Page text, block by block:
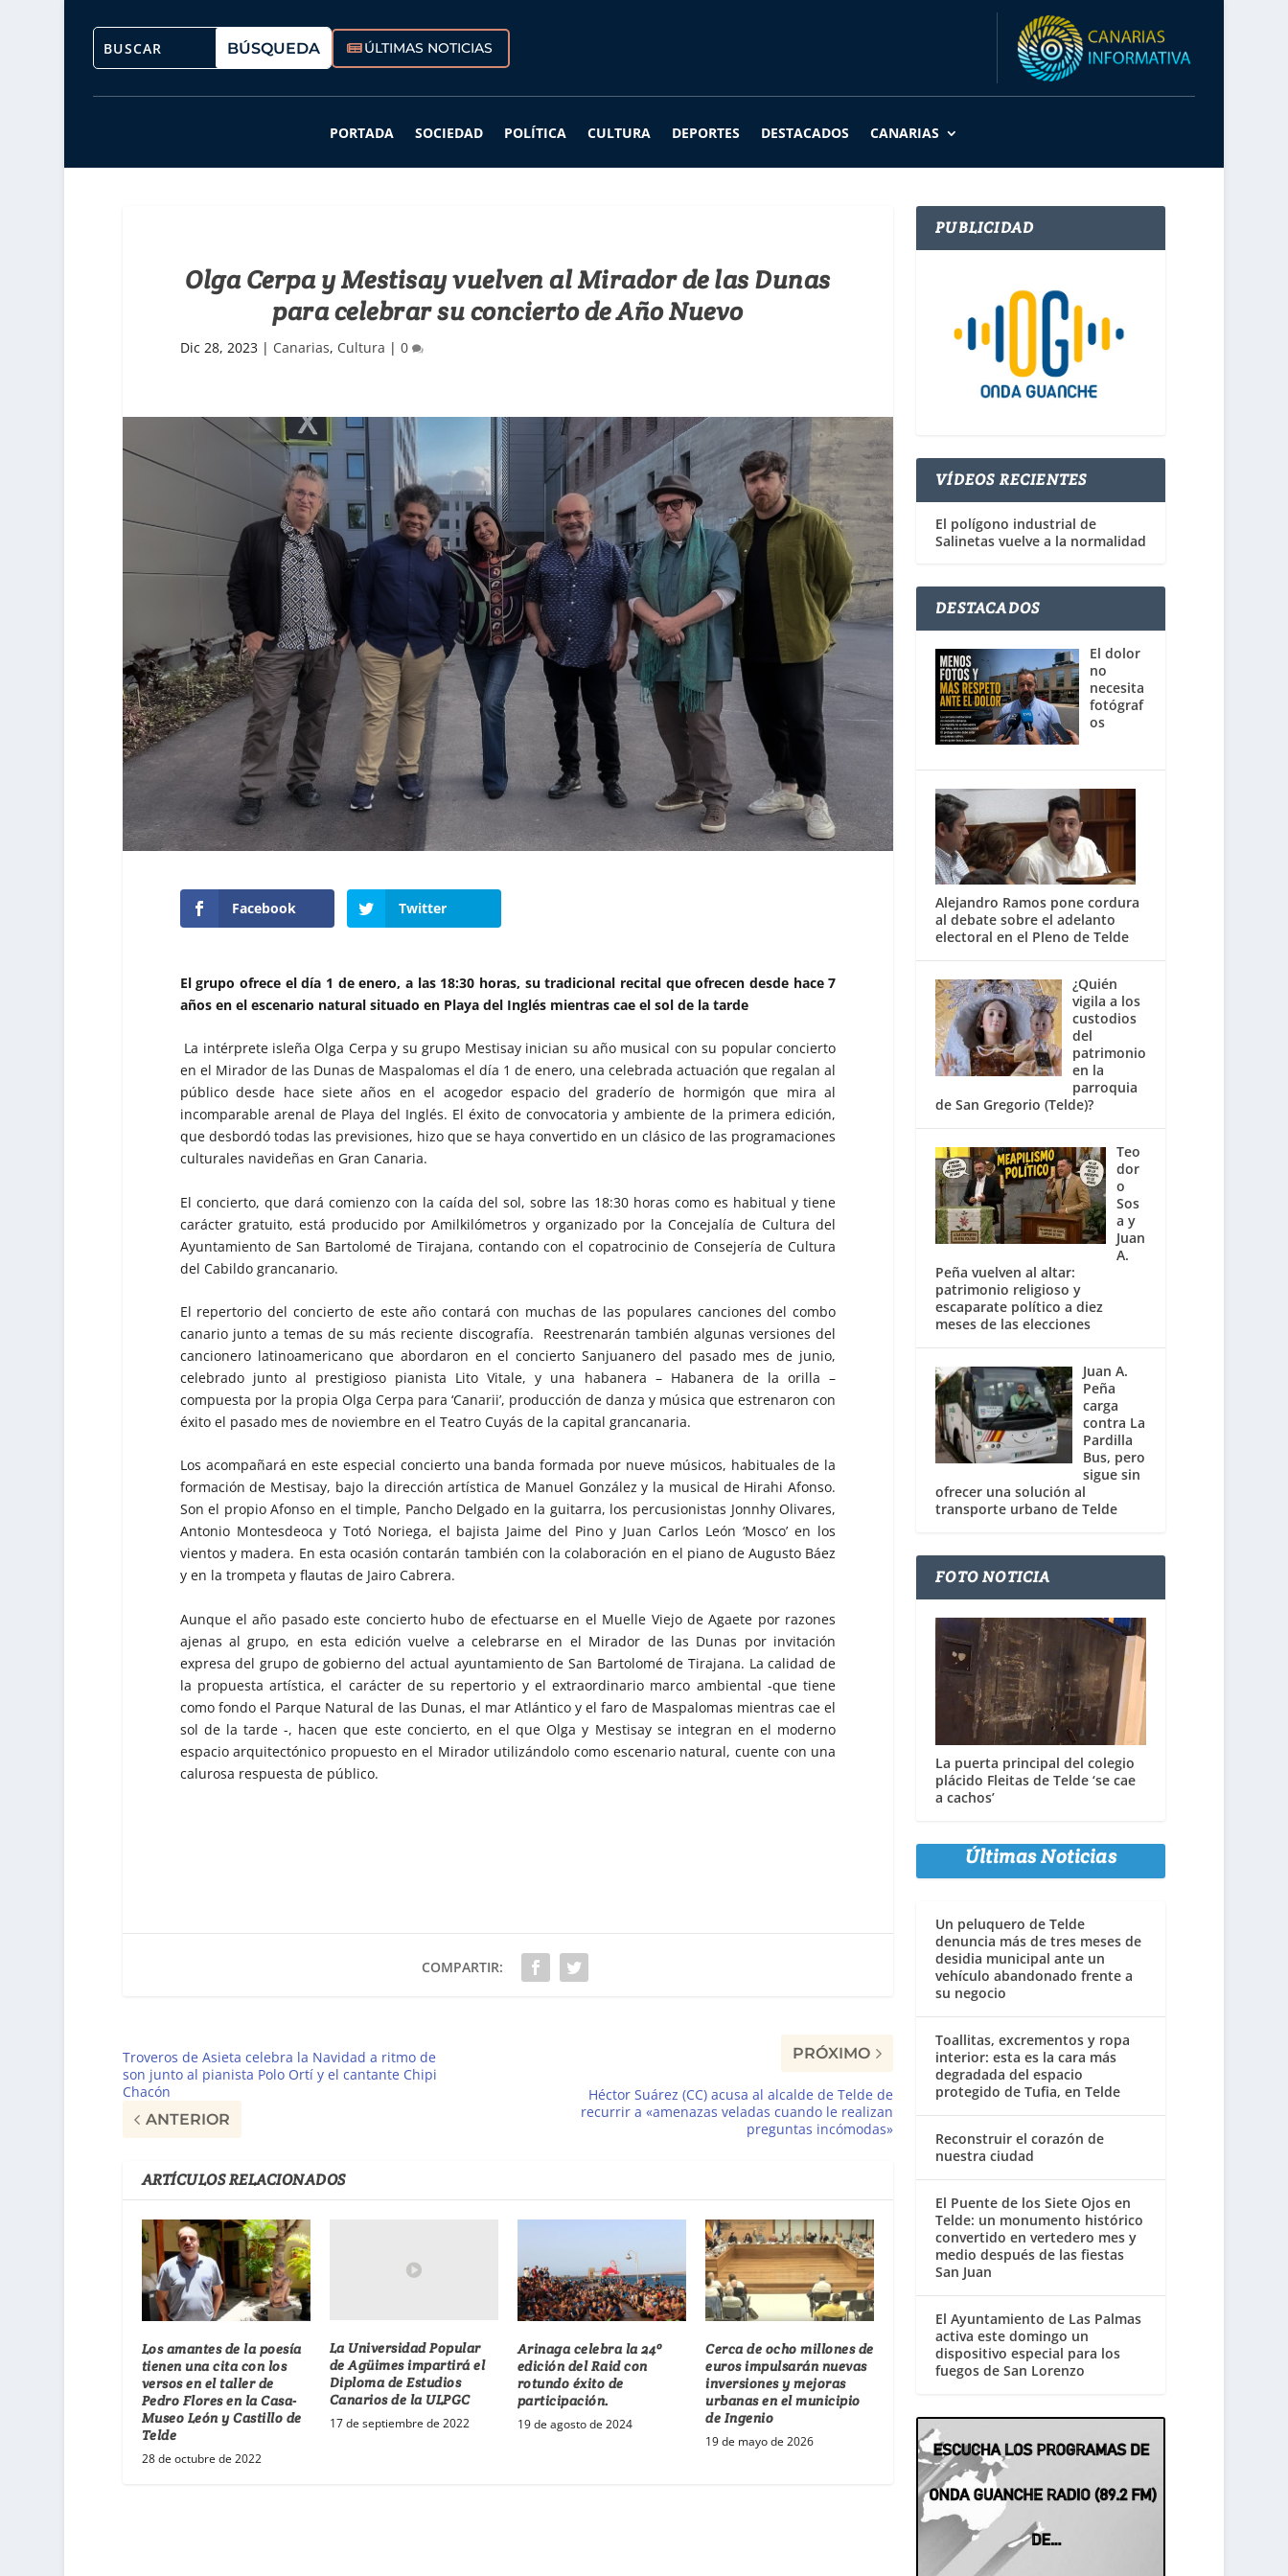
ÚLTIMAS NOTICIAS
PORTADA SOCIEDAD POLÍTICA CULTURA DEPORTES DESTACADOS CANARIAS
Olga Cerpa y Mestisay vuelven al Mirador de las Dunas
para celebrar su concierto de Año Nuevo
Dic 28, 2023 | Canarias, Cultura | 0
Facebook Twitter
El grupo ofrece el día 1 de enero, a las 18:30 horas, su tradicional recital que ofrecen desde hace 7
años en el escenario natural situado en Playa del Inglés mientras cae el sol de la tarde
La intérprete isleña Olga Cerpa y su grupo Mestisay inician su año musical con su popular concierto
en el Mirador de las Dunas de Maspalomas el día 1 de enero, una celebrada actuación que regalan al
público desde hace siete años en el acogedor espacio del graderío de hormigón que mira al
incomparable arenal de Playa del Inglés. El éxito de convocatoria y ambiente de la primera edición,
que desbordó todas las previsiones, hizo que se haya convertido en un clásico de las programaciones
culturales navideñas en Gran Canaria.
El concierto, que dará comienzo con la caída del sol, sobre las 18:30 horas como es habitual y tiene
carácter gratuito, está producido por Amilkilómetros y organizado por la Concejalía de Cultura del
Ayuntamiento de San Bartolomé de Tirajana, contando con el copatrocinio de Consejería de Cultura
del Cabildo grancanario.
El repertorio del concierto de este año contará con muchas de las populares canciones del combo
canario junto a temas de su más reciente discografía. Reestrenarán también algunas versiones del
cancionero latinoamericano que abordaron en el concierto Sanjuanero del pasado mes de junio,
celebrado junto al prestigioso pianista Lito Vitale, y una habanera – Habanera de la orilla –
compuesta por la propia Olga Cerpa para ‘Canarii’, producción de danza y música que estrenaron con
éxito el pasado mes de noviembre en el Teatro Cuyás de la capital grancanaria.
Los acompañará en este especial concierto una banda formada por nueve músicos, habituales de la
formación de Mestisay, bajo la dirección artística de Manuel González y la musical de Hirahi Afonso.
Son el propio Afonso en el timple, Pancho Delgado en la guitarra, los percusionistas Jonnhy Olivares,
Antonio Montesdeoca y Totó Noriega, el bajista Jaime del Pino y Juan Carlos León ‘Mosco’ en los
vientos y madera. En esta ocasión contarán también con la colaboración en el piano de Augusto Báez
y en la trompeta y flautas de Jairo Cabrera.
Aunque el año pasado este concierto hubo de efectuarse en el Muelle Viejo de Agaete por razones
ajenas al grupo, en esta edición vuelve a celebrarse en el Mirador de las Dunas por invitación
expresa del grupo de gobierno del actual ayuntamiento de San Bartolomé de Tirajana. La calidad de
la propuesta artística, el carácter de su repertorio y el extraordinario marco ambiental -que tiene
como fondo el Parque Natural de las Dunas, el mar Atlántico y el faro de Maspalomas mientras cae el
sol de la tarde -, hacen que este concierto, en el que Olga y Mestisay se integran en el moderno
espacio arquitectónico propuesto en el Mirador utilizándolo como escenario natural, cuente con una
calurosa respuesta de público.
COMPARTIR:
Troveros de Asieta celebra la Navidad a ritmo de
son junto al pianista Polo Ortí y el cantante Chipi
Chacón
ANTERIOR
PRÓXIMO
Héctor Suárez (CC) acusa al alcalde de Telde de
recurrir a «amenazas veladas cuando le realizan
preguntas incómodas»
ARTÍCULOS RELACIONADOS
Los amantes de la poesía
tienen una cita con los
versos en el taller de
Pedro Flores en la Casa-
Museo León y Castillo de
Telde
28 de octubre de 2022
La Universidad Popular
de Agüimes impartirá el
Diploma de Estudios
Canarios de la ULPGC
17 de septiembre de 2022
Arinaga celebra la 24º
edición del Raid con
rotundo éxito de
participación.
19 de agosto de 2024
Cerca de ocho millones de
euros impulsarán nuevas
inversiones y mejoras
urbanas en el municipio
de Ingenio
19 de mayo de 2026
PUBLICIDAD
VÍDEOS RECIENTES
El polígono industrial de
Salinetas vuelve a la normalidad
DESTACADOS
El dolor
no
necesita
fotógraf
os
Alejandro Ramos pone cordura
al debate sobre el adelanto
electoral en el Pleno de Telde
¿Quién
vigila a los
custodios
del
patrimonio
en la
parroquia
de San Gregorio (Telde)?
Teo
dor
o
Sos
a y
Juan
A.
Peña vuelven al altar:
patrimonio religioso y
escaparate político a diez
meses de las elecciones
Juan A.
Peña
carga
contra La
Pardilla
Bus, pero
sigue sin
ofrecer una solución al
transporte urbano de Telde
FOTO NOTICIA
La puerta principal del colegio
plácido Fleitas de Telde ‘se cae
a cachos’
Últimas Noticias
Un peluquero de Telde
denuncia más de tres meses de
desidia municipal ante un
vehículo abandonado frente a
su negocio
Toallitas, excrementos y ropa
interior: esta es la cara más
degradada del espacio
protegido de Tufia, en Telde
Reconstruir el corazón de
nuestra ciudad
El Puente de los Siete Ojos en
Telde: un monumento histórico
convertido en vertedero mes y
medio después de las fiestas
San Juan
El Ayuntamiento de Las Palmas
activa este domingo un
dispositivo especial para los
fuegos de San Lorenzo